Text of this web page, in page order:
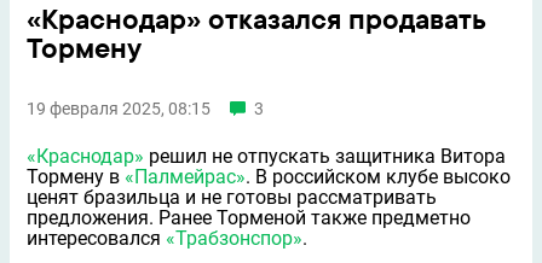
«Краснодар» отказался продавать
Тормену
19 февраля 2025, 08:15 3
«Краснодар» решил не отпускать защитника Витора
Тормену в «Палмейрас». В российском клубе высоко
ценят бразильца и не готовы рассматривать
предложения. Ранее Торменой также предметно
интересовался «Трабзонспор».